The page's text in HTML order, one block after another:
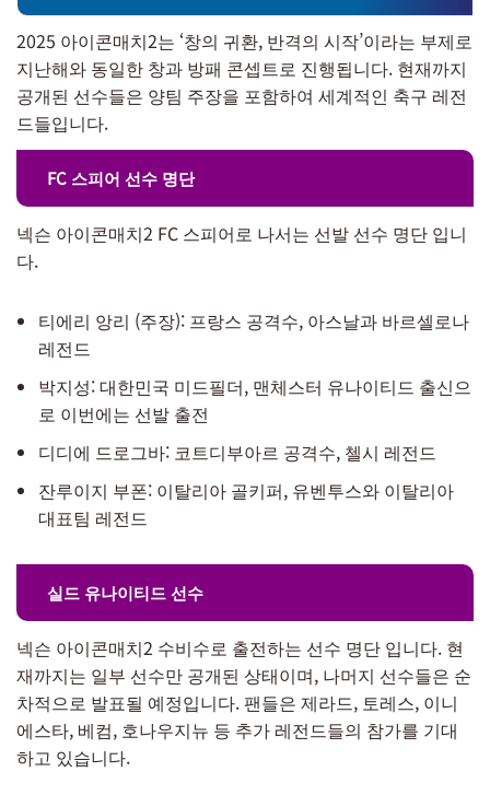
2025 아이콘매치2는 ‘창의 귀환, 반격의 시작’이라는 부제로
지난해와 동일한 창과 방패 콘셉트로 진행됩니다. 현재까지
공개된 선수들은 양팀 주장을 포함하여 세계적인 축구 레전
드들입니다.
FC 스피어 선수 명단
넥슨 아이콘매치2 FC 스피어로 나서는 선발 선수 명단 입니
다.
티에리 앙리 (주장): 프랑스 공격수, 아스날과 바르셀로나
레전드
박지성: 대한민국 미드필더, 맨체스터 유나이티드 출신으
로 이번에는 선발 출전
디디에 드로그바: 코트디부아르 공격수, 첼시 레전드
잔루이지 부폰: 이탈리아 골키퍼, 유벤투스와 이탈리아
대표팀 레전드
실드 유나이티드 선수
넥슨 아이콘매치2 수비수로 출전하는 선수 명단 입니다. 현
재까지는 일부 선수만 공개된 상태이며, 나머지 선수들은 순
차적으로 발표될 예정입니다. 팬들은 제라드, 토레스, 이니
에스타, 베컴, 호나우지뉴 등 추가 레전드들의 참가를 기대
하고 있습니다.